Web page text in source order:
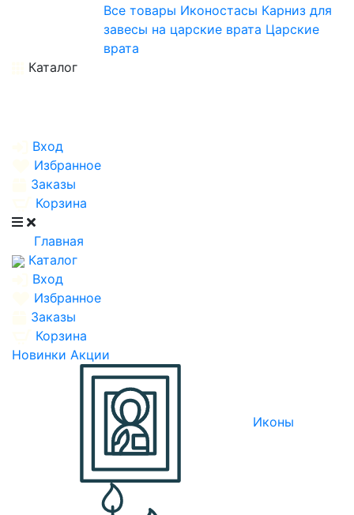
Все товары Иконостасы Карниз для
завесы на царские врата Царские
врата
Каталог
Вход
Избранное
Заказы
Корзина
Главная
Каталог
Вход
Избранное
Заказы
Корзина
Новинки Акции
Иконы